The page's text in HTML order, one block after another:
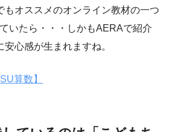
もオススメのオンライン教材の一つ
いたら・・・しかもAERAで紹介
心感が生まれますね。
算数】